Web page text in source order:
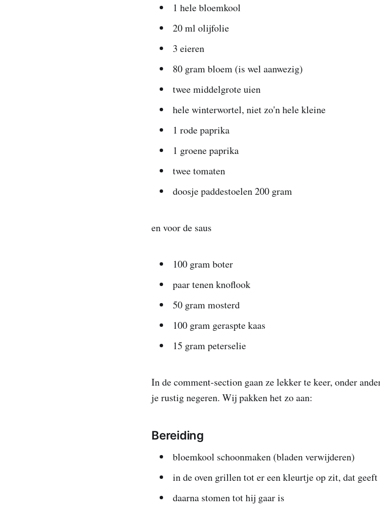
1 hele bloemkool
20 ml olijfolie
3 eieren
80 gram bloem (is wel aanwezig)
twee middelgrote uien
hele winterwortel, niet zo'n hele kleine
1 rode paprika
1 groene paprika
twee tomaten
doosje paddestoelen 200 gram
en voor de saus
100 gram boter
paar tenen knoflook
50 gram mosterd
100 gram geraspte kaas
15 gram peterselie
In de comment-section gaan ze lekker te keer, onder
je rustig negeren. Wij pakken het zo aan:
Bereiding
bloemkool schoonmaken (bladen verwijderen)
in de oven grillen tot er een kleurtje op zit, dat geeft
daarna stomen tot hij gaar is